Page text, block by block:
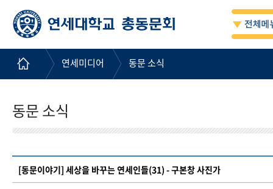
연세미디어 동문 소식
동문 소식
[동문이야기] 세상을 바꾸는 연세인들(31) - 구본창 사진가